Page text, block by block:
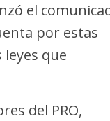
el
por estas
que
del PRO,